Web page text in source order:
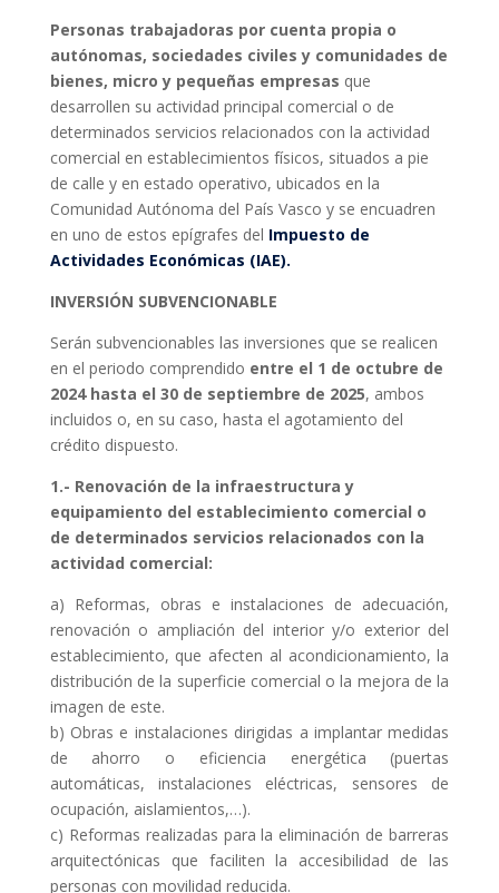
Personas trabajadoras por cuenta propia o
autónomas, sociedades civiles y comunidades de
bienes, micro y pequeñas empresas que
desarrollen su actividad principal comercial o de
determinados servicios relacionados con la actividad
comercial en establecimientos físicos, situados a pie
de calle y en estado operativo, ubicados en la
Comunidad Autónoma del País Vasco y se encuadren
en uno de estos epígrafes del Impuesto de
Actividades Económicas (IAE).
INVERSIÓN SUBVENCIONABLE
Serán subvencionables las inversiones que se realicen
en el periodo comprendido entre el 1 de octubre de
2024 hasta el 30 de septiembre de 2025, ambos
incluidos o, en su caso, hasta el agotamiento del
crédito dispuesto.
1.- Renovación de la infraestructura y
equipamiento del establecimiento comercial o
de determinados servicios relacionados con la
actividad comercial:
a) Reformas, obras e instalaciones de adecuación,
renovación o ampliación del interior y/o exterior del
establecimiento, que afecten al acondicionamiento, la
distribución de la superficie comercial o la mejora de la
imagen de este.
b) Obras e instalaciones dirigidas a implantar medidas
de ahorro o eficiencia energética (puertas
automáticas, instalaciones eléctricas, sensores de
ocupación, aislamientos,…).
c) Reformas realizadas para la eliminación de barreras
arquitectónicas que faciliten la accesibilidad de las
personas con movilidad reducida.